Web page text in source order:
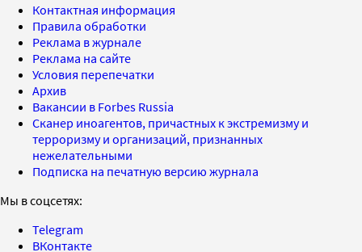
Контактная информация
Правила обработки
Реклама в журнале
Реклама на сайте
Условия перепечатки
Архив
Вакансии в Forbes Russia
Сканер иноагентов, причастных к экстремизму и
терроризму и организаций, признанных
нежелательными
Подписка на печатную версию журнала
Мы в соцсетях:
Telegram
ВКонтакте